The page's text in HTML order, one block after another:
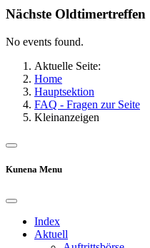
Nächste Oldtimertreffen
No events found.
Aktuelle Seite:
Home
Hauptsektion
FAQ - Fragen zur Seite
Kleinanzeigen
Kunena Menu
Index
Aktuell